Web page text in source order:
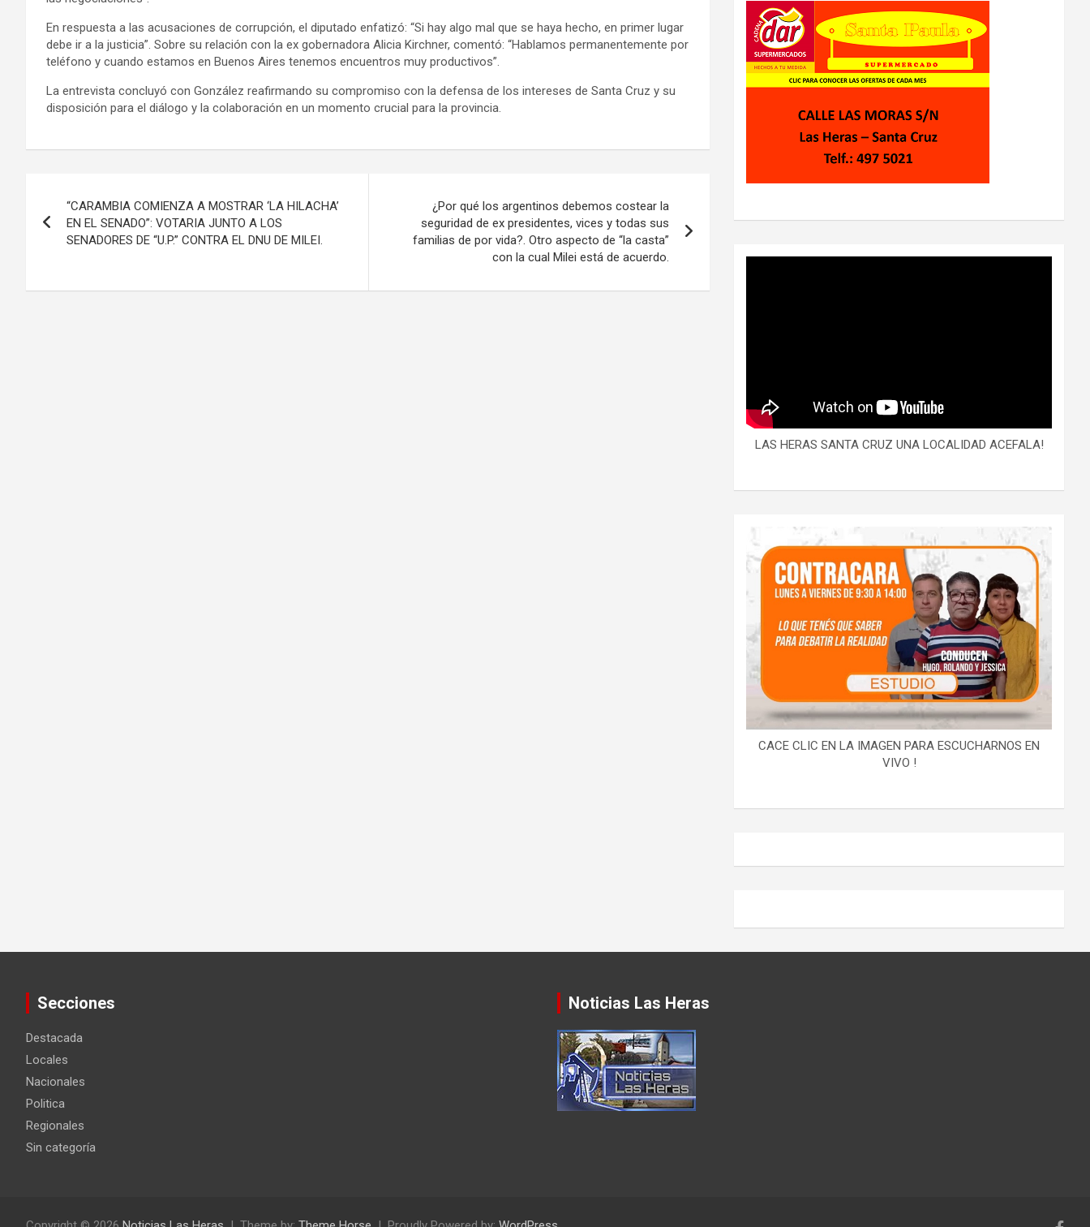
En respuesta a las acusaciones de corrupción, el diputado enfatizó: “Si hay algo mal que se haya hecho, en primer lugar
debe ir a la justicia”. Sobre su relación con la ex gobernadora Alicia Kirchner, comentó: “Hablamos permanentemente por
teléfono y cuando estamos en Buenos Aires tenemos encuentros muy productivos”.
La entrevista concluyó con González reafirmando su compromiso con la defensa de los intereses de Santa Cruz y su
disposición para el diálogo y la colaboración en un momento crucial para la provincia.
de
“CARAMBIA COMIENZA A MOSTRAR ‘LA HILACHA’
EN EL SENADO”: VOTARIA JUNTO A LOS
SENADORES DE “U.P.” CONTRA EL DNU DE MILEI.
¿Por qué los argentinos debemos costear la
seguridad de ex presidentes, vices y todas sus
familias de por vida?. Otro aspecto de “la casta”
con la cual Milei está de acuerdo.
LAS HERAS SANTA CRUZ UNA LOCALIDAD ACEFALA!
CACE CLIC EN LA IMAGEN PARA ESCUCHARNOS EN
VIVO !
Secciones
Destacada
Locales
Nacionales
Politica
Regionales
Sin categoría
Noticias Las Heras